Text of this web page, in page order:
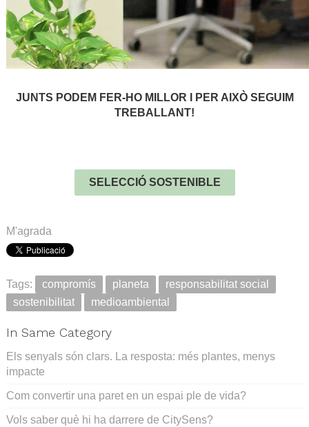
JUNTS PODEM FER-HO MILLOR I PER AIXÒ SEGUIM
TREBALLANT!
SELECCIÓ SOSTENIBLE
M'agrada
Tags: compromís planeta
responsabilitat social
sostenibilitat
medioambiental
In Same Category
Els senyals són clars. La resposta: més plantes, menys
impacte
Com convertir una paret en un espai ple de vida?
Vols saber què hi ha darrere de CitySens?